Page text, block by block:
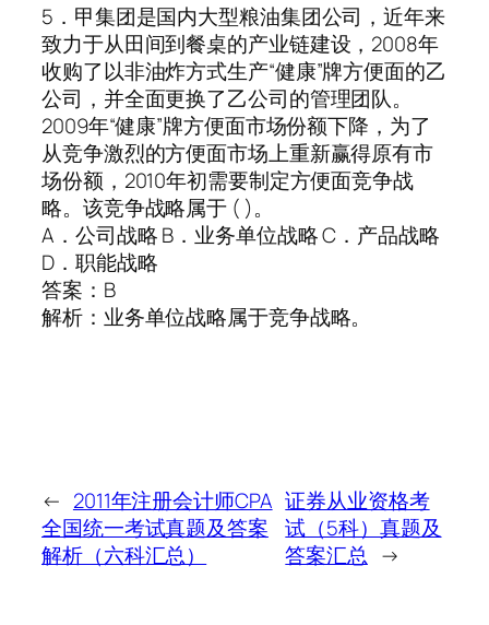
5．甲集团是国内大型粮油集团公司，近年来
致力于从田间到餐桌的产业链建设，2008年
收购了以非油炸方式生产“健康”牌方便面的乙
公司，并全面更换了乙公司的管理团队。
2009年“健康”牌方便面市场份额下降，为了
从竞争激烈的方便面市场上重新赢得原有市
场份额，2010年初需要制定方便面竞争战
略。该竞争战略属于 ( )。
A．公司战略 B．业务单位战略 C．产品战略
D．职能战略
答案：B
解析：业务单位战略属于竞争战略。
← 2011年注册会计师CPA
全国统一考试真题及答案
解析（六科汇总）
证券从业资格考
试（5科）真题及
答案汇总 →